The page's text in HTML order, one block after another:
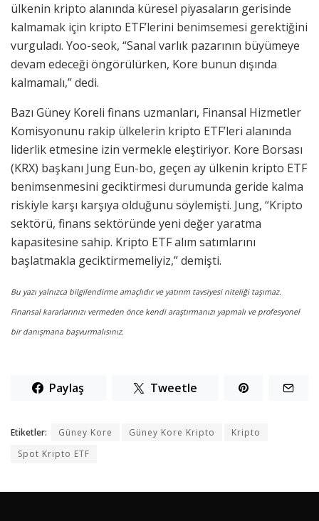
ülkenin kripto alanında küresel piyasaların gerisinde
kalmamak için kripto ETF’lerini benimsemesi gerektiğini
vurguladı. Yoo-seok, “Sanal varlık pazarının büyümeye
devam edeceği öngörülürken, Kore bunun dışında
kalmamalı,” dedi.
Bazı Güney Koreli finans uzmanları, Finansal Hizmetler
Komisyonunu rakip ülkelerin kripto ETF’leri alanında
liderlik etmesine izin vermekle eleştiriyor. Kore Borsası
(KRX) başkanı Jung Eun-bo, geçen ay ülkenin kripto ETF
benimsenmesini geciktirmesi durumunda geride kalma
riskiyle karşı karşıya olduğunu söylemişti. Jung, “Kripto
sektörü, finans sektöründe yeni değer yaratma
kapasitesine sahip. Kripto ETF alım satımlarını
başlatmakla geciktirmemeliyiz,” demişti.
Bu yazı yalnızca bilgilendirme amaçlıdır ve yatırım tavsiyesi niteliği taşımaz.
Finansal kararlarınızı vermeden önce kendi araştırmanızı yapmalı ve profesyonel
bir danışmana başvurmalısınız.
Paylaş Tweetle
Etiketler: Güney Kore Güney Kore Kripto
Kripto
Spot Kripto ETF